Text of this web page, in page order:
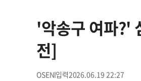
'악송구 여파?'
전]
OSEN 2026.06.19 22:27